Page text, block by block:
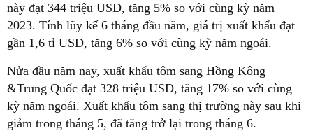
này đạt 344 triệu USD, tăng 5% so với cùng kỳ năm
2023. Tính lũy kế 6 tháng đầu năm, giá trị xuất khẩu đạt
gần 1,6 tỉ USD, tăng 6% so với cùng kỳ năm ngoái.
Nửa đầu năm nay, xuất khẩu tôm sang Hồng Kông
&Trung Quốc đạt 328 triệu USD, tăng 17% so với cùng
kỳ năm ngoái. Xuất khẩu tôm sang thị trường này sau khi
giảm trong tháng 5, đã tăng trở lại trong tháng 6.